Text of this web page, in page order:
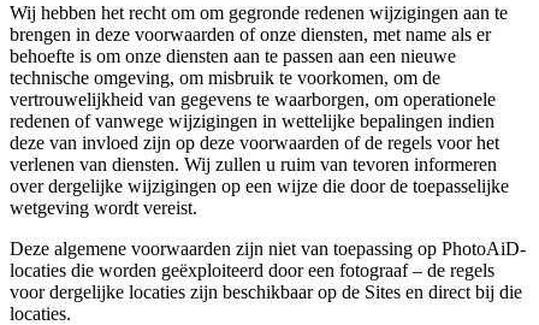
Wij hebben het recht om om gegronde redenen wijzigingen aan te
brengen in deze voorwaarden of onze diensten, met name als er
behoefte is om onze diensten aan te passen aan een nieuwe
technische omgeving, om misbruik te voorkomen, om de
vertrouwelijkheid van gegevens te waarborgen, om operationele
redenen of vanwege wijzigingen in wettelijke bepalingen indien
deze van invloed zijn op deze voorwaarden of de regels voor het
verlenen van diensten. Wij zullen u ruim van tevoren informeren
over dergelijke wijzigingen op een wijze die door de toepasselijke
wetgeving wordt vereist.
Deze algemene voorwaarden zijn niet van toepassing op PhotoAiD-
locaties die worden geëxploiteerd door een fotograaf – de regels
voor dergelijke locaties zijn beschikbaar op de Sites en direct bij die
locaties.